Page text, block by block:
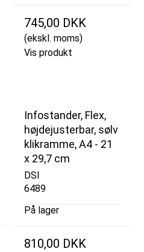
745,00 DKK
(ekskl. moms)
Vis produkt
Infostander, Flex,
højdejusterbar, sølv
klikramme, A4 - 21
x 29,7 cm
DSI
6489
På lager
810,00 DKK